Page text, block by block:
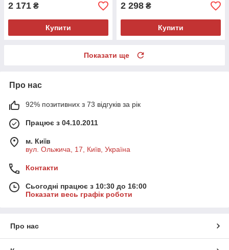
2 171 ₴
Купити
2 298 ₴
Купити
Показати ще
Про нас
92% позитивних з 73 відгуків за рік
Працює з 04.10.2011
м. Київ
вул. Ольжича, 17, Київ, Україна
Контакти
Сьогодні працює з 10:30 до 16:00
Показати весь графік роботи
Про нас